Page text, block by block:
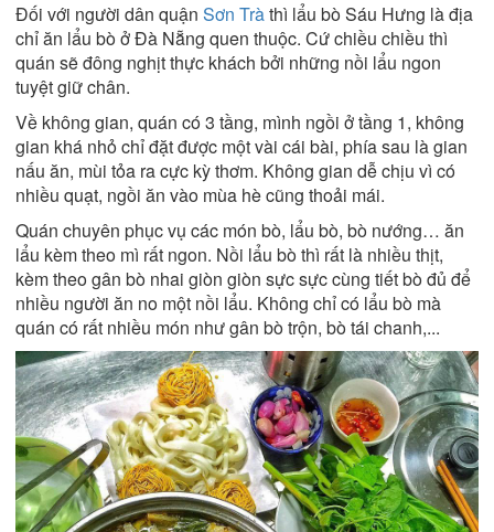
Đối với người dân quận Sơn Tràthì lẩu bò Sáu Hưng là địa
chỉ ăn lẩu bò ở Đà Nẵng quen thuộc. Cứ chiều chiều thì
quán sẽ đông nghịt thực khách bởi những nồi lẩu ngon
tuyệt giữ chân.
Về không gian, quán có 3 tầng, mình ngồi ở tầng 1, không
gian khá nhỏ chỉ đặt được một vài cái bài, phía sau là gian
nấu ăn, mùi tỏa ra cực kỳ thơm. Không gian dễ chịu vì có
nhiều quạt, ngồi ăn vào mùa hè cũng thoải mái.
Quán chuyên phục vụ các món bò, lẩu bò, bò nướng… ăn
lẩu kèm theo mì rất ngon. Nồi lẩu bò thì rất là nhiều thịt,
kèm theo gân bò nhai giòn giòn sực sực cùng tiết bò đủ để
nhiều người ăn no một nồi lẩu. Không chỉ có lẩu bò mà
quán có rất nhiều món như gân bò trộn, bò tái chanh,...